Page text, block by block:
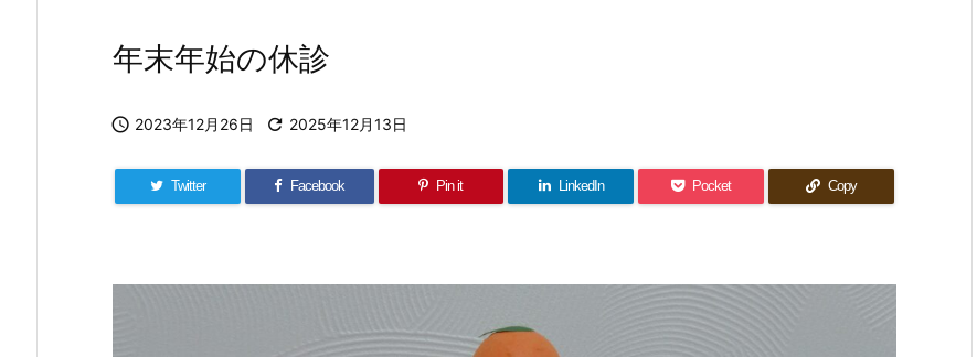
年末年始の休診
 2023年12月26日  2025年12月13日
Twitter Facebook Pin it LinkedIn Pocket Copy